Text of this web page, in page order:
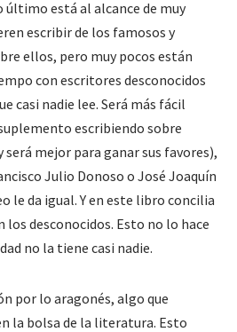
último está al alcance de muy
escribir de los famosos y
ellos, pero muy pocos están
con escritores desconocidos
casi nadie lee. Será más fácil
escribiendo sobre
mejor para ganar sus favores),
Julio Donoso o José Joaquín
le da igual. Y en este libro concilia
los desconocidos. Esto no lo hace
no la tiene casi nadie.
por lo aragonés, algo que
la bolsa de la literatura. Esto